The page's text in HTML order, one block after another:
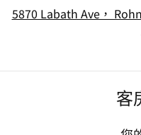
5870 Labath Ave，
客